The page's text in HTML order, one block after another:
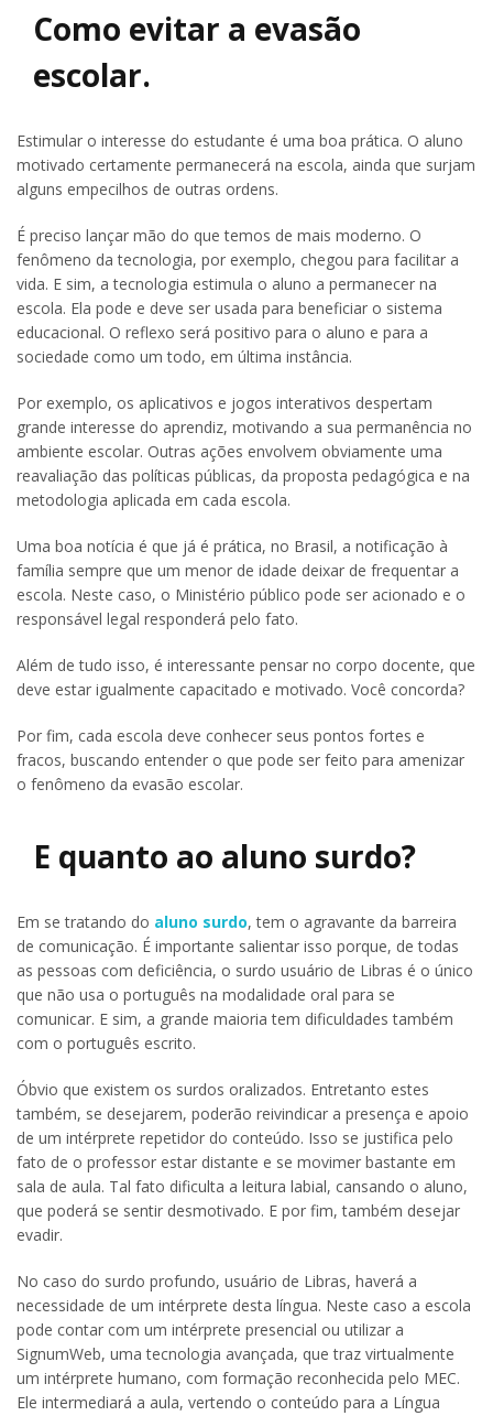
Como evitar a evasão
escolar.
Estimular o interesse do estudante é uma boa prática. O aluno
motivado certamente permanecerá na escola, ainda que surjam
alguns empecilhos de outras ordens.
É preciso lançar mão do que temos de mais moderno. O
fenômeno da tecnologia, por exemplo, chegou para facilitar a
vida. E sim, a tecnologia estimula o aluno a permanecer na
escola. Ela pode e deve ser usada para beneficiar o sistema
educacional. O reflexo será positivo para o aluno e para a
sociedade como um todo, em última instância.
Por exemplo, os aplicativos e jogos interativos despertam
grande interesse do aprendiz, motivando a sua permanência no
ambiente escolar. Outras ações envolvem obviamente uma
reavaliação das políticas públicas, da proposta pedagógica e na
metodologia aplicada em cada escola.
Uma boa notícia é que já é prática, no Brasil, a notificação à
família sempre que um menor de idade deixar de frequentar a
escola. Neste caso, o Ministério público pode ser acionado e o
responsável legal responderá pelo fato.
Além de tudo isso, é interessante pensar no corpo docente, que
deve estar igualmente capacitado e motivado. Você concorda?
Por fim, cada escola deve conhecer seus pontos fortes e
fracos, buscando entender o que pode ser feito para amenizar
o fenômeno da evasão escolar.
E quanto ao aluno surdo?
Em se tratando do aluno surdo, tem o agravante da barreira
de comunicação. É importante salientar isso porque, de todas
as pessoas com deficiência, o surdo usuário de Libras é o único
que não usa o português na modalidade oral para se
comunicar. E sim, a grande maioria tem dificuldades também
com o português escrito.
Óbvio que existem os surdos oralizados. Entretanto estes
também, se desejarem, poderão reivindicar a presença e apoio
de um intérprete repetidor do conteúdo. Isso se justifica pelo
fato de o professor estar distante e se movimer bastante em
sala de aula. Tal fato dificulta a leitura labial, cansando o aluno,
que poderá se sentir desmotivado. E por fim, também desejar
evadir.
No caso do surdo profundo, usuário de Libras, haverá a
necessidade de um intérprete desta língua. Neste caso a escola
pode contar com um intérprete presencial ou utilizar a
SignumWeb, uma tecnologia avançada, que traz virtualmente
um intérprete humano, com formação reconhecida pelo MEC.
Ele intermediará a aula, vertendo o conteúdo para a Língua